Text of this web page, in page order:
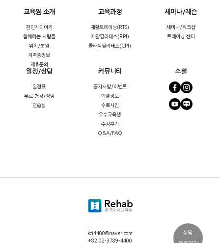
교육원 소개
한인재이야기
함께하는 사람들
위치/분원
자격증정보
제휴문의
교육과정
재활트레이닝(RTS)
재활필라테스(RPI)
클래식필라테스(CPI)
세미나/레슨
세미나/워크샵
트레이닝 센터
일정/상담
일정표
무료 청강/상담
연습실
커뮤니티
공지사항/이벤트
학술정보
수료사진
우수교육생
수강후기
Q&A/FAQ
소셜
kci4400@naver.com
+82 02-3789-4400
상담